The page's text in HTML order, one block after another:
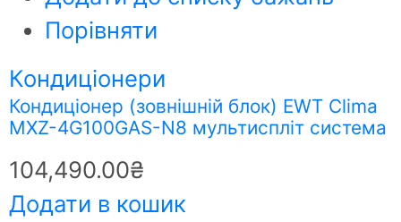
Порівняти
Кондиціонери
Кондиціонер (зовнішній блок) EWT Clima
MXZ-4G100GAS-N8 мультиспліт система
104,490.00₴
Додати в кошик